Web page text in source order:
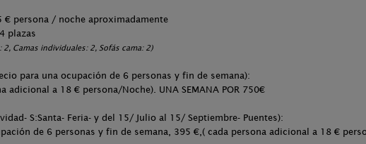
€ persona / noche aproximadamente
plazas
Camas individuales: 2, Sofás cama: 2)
para una ocupación de 6 personas y fin de semana):
adicional a 18 € persona/Noche). UNA SEMANA POR 750€
S:Santa- Feria- y del 15/ Julio al 15/ Septiembre- Puentes):
de 6 personas y fin de semana, 395 €,( cada persona adicional a 18 €